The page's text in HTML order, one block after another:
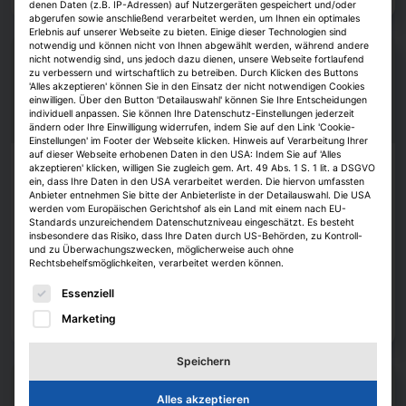
Köpfe
Bettina Meckel löst bei JLL Alexandra
Meyder-Cyrus ab
JLL hat Bettina Meckel zur Leiterin des Asset-Managements ernannt.
Ihre Vorgängerin Alexandra Meyder-Cyrus verlässt das Unternehmen.
Janina Stadel 7. August 2026
denen Daten (z.B. IP-Adressen) auf Nutzergeräten gespeichert und/oder
abgerufen sowie anschließend verarbeitet werden, um Ihnen ein optimales
Erlebnis auf unserer Webseite zu bieten. Einige dieser Technologien sind
notwendig und können nicht von Ihnen abgewählt werden, während andere
nicht notwendig sind, uns jedoch dazu dienen, unsere Webseite fortlaufend
zu verbessern und wirtschaftlich zu betreiben. Durch Klicken des Buttons
'Alles akzeptieren' können Sie in den Einsatz der nicht notwendigen Cookies
einwilligen. Über den Button 'Detailauswahl' können Sie Ihre Entscheidungen
individuell anpassen. Sie können Ihre Datenschutz-Einstellungen jederzeit
ändern oder Ihre Einwilligung widerrufen, indem Sie auf den Link 'Cookie-
Einstellungen' im Footer der Webseite klicken. Hinweis auf Verarbeitung Ihrer
auf dieser Webseite erhobenen Daten in den USA: Indem Sie auf 'Alles
akzeptieren' klicken, willigen Sie zugleich gem. Art. 49 Abs. 1 S. 1 lit. a DSGVO
ein, dass Ihre Daten in den USA verarbeitet werden. Die hiervon umfassten
Anbieter entnehmen Sie bitte der Anbieterliste in der Detailauswahl. Die USA
werden vom Europäischen Gerichtshof als ein Land mit einem nach EU-
Standards unzureichendem Datenschutzniveau eingeschätzt. Es besteht
insbesondere das Risiko, dass Ihre Daten durch US-Behörden, zu Kontroll-
und zu Überwachungszwecken, möglicherweise auch ohne
Rechtsbehelfsmöglichkeiten, verarbeitet werden können.
Es folgt eine Liste der Service-Gruppen, für die eine
Essenziell
Marketing
Speichern
Alles akzeptieren